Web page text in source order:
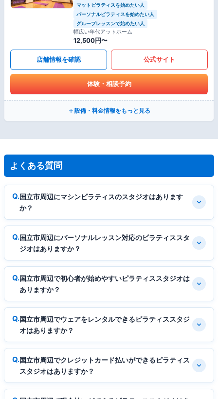
マットピラティスを始めたい人
パーソナルピラティスを始めたい人
グループレッスンで始めたい人
幅広い年代アットホーム
12,500円〜
店舗情報を確認 公式サイト
体験・相談予約
設備・料金情報をもっと見る
よくある質問
国立市周辺にマシンピラティスのスタジオはあります
か？
国立市周辺にパーソナルレッスン対応のピラティススタ
ジオはありますか？
国立市周辺で初心者が始めやすいピラティススタジオは
ありますか？
国立市周辺でウェアをレンタルできるピラティススタジ
オはありますか？
国立市周辺でクレジットカード払いができるピラティス
スタジオはありますか？